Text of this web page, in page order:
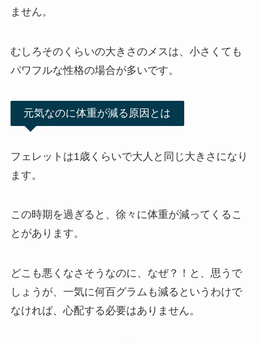
ません。
むしろそのくらいの大きさのメスは、小さくても
パワフルな性格の場合が多いです。
元気なのに体重が減る原因とは
フェレットは1歳くらいで大人と同じ大きさになり
ます。
この時期を過ぎると、徐々に体重が減ってくるこ
とがあります。
どこも悪くなさそうなのに、なぜ？！と、思うで
しょうが、一気に何百グラムも減るというわけで
なければ、心配する必要はありません。